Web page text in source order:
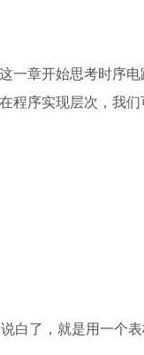
章开始思考时序电
程序实现层次，我
了，就是用一个表